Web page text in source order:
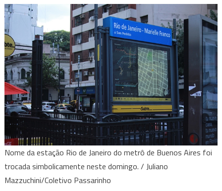
Nome da estação Rio de Janeiro do metrô de Buenos Aires foi
trocada simbolicamente neste domingo. / Juliano
Mazzuchini/Coletivo Passarinho